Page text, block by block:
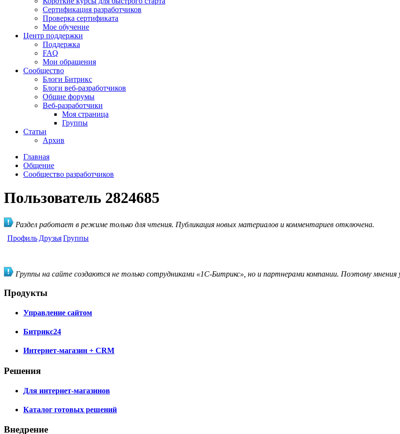
Сертификация разработчиков
Проверка сертификата
Мое обучение
Центр поддержки
Поддержка
FAQ
Мои обращения
Сообщество
Блоги Битрикс
Блоги веб-разработчиков
Общие форумы
Веб-разработчики
Моя страница
Группы
Статьи
Архив
Главная
Общение
Сообщество разработчиков
Пользователь 2824685
Раздел работает в режиме только для чтения. Публикация новых материалов и комментариев отключена.
Профиль ДрузьяГруппы
Группы на сайте создаются не только сотрудниками «1С-Битрикс», но и партнерами компании. Поэтому мнения
Продукты
Управление сайтом
Битрикс24
Интернет-магазин + CRM
Решения
Для интернет-магазинов
Каталог готовых решений
Внедрение